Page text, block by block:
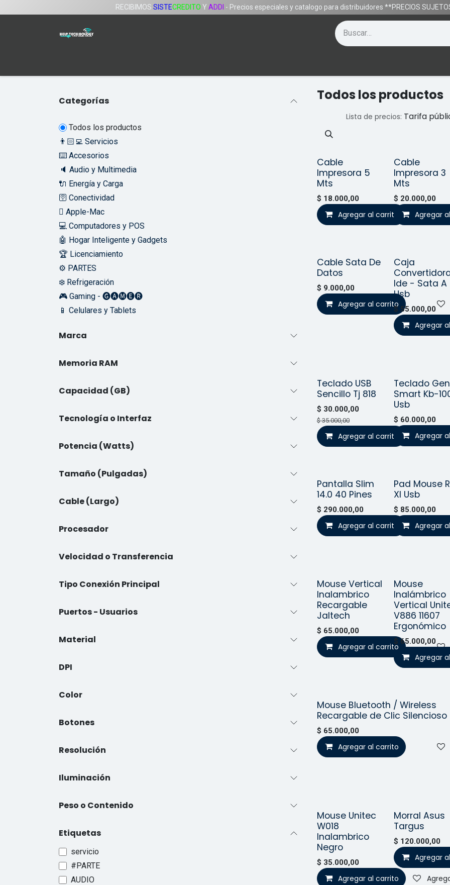
RECIBIMOS SISTECREDITO Y ADDI - Precios especiales y catalogo para distribuidores **PRECIOS
Categorías
Todos los productos
👨🏻‍💻 Servicios
⌨️ Accesorios
🔈 Audio y Multimedia
🔌 Energía y Carga
🛜 Conectividad
 Apple-Mac
💻 Computadores y POS
🤖 Hogar Inteligente y Gadgets
🏆 Licenciamiento
⚙️ PARTES
❄️ Refrigeración
🎮 Gaming - 🅖🅐🅜🅔🅡
📱 Celulares y Tablets
Marca
Memoria RAM
Capacidad (GB)
Tecnología o Interfaz
Potencia (Watts)
Tamaño (Pulgadas)
Cable (Largo)
Procesador
Velocidad o Transferencia
Tipo Conexión Principal
Puertos - Usuarios
Material
DPI
Color
Botones
Resolución
Iluminación
Peso o Contenido
Etiquetas
servicio
#PARTE
AUDIO
Todos los productos
Lista de precios: Tarifa
Vendido
Cable
Impresora 5
Mts
$ 18.000,00
Agregar al carrito
Cable
Impresora 3
Mts
$ 20.000,00
Agregar
Cable Sata De
Datos
$ 9.000,00
Agregar al carrito
Caja
Ide - Sata A
Usb
$ 55.000,00
Agregar
Vendido
Teclado USB
Sencillo Tj 818
$ 30.000,00
$35.000,00
Agregar al carrito
Teclado
Smart Kb-
Usb
$ 60.000,00
Agregar
Vendido
Pantalla Slim
14.0 40 Pines
$ 290.000,00
Agregar al carrito
Pad Mouse
Xl Usb
$ 85.000,00
Agregar
¡Nuevo!
Mouse Vertical
Inalambrico
Recargable
Jaltech
$ 65.000,00
Agregar al carrito
Mouse
Inalámbrico
Vertical
V886 11607
Ergonómico
$ 65.000,00
Agregar
Mouse Bluetooth / Wireless
Recargable de Clic Silencioso
$ 65.000,00
Agregar al carrito
¡Nuevo!
Mouse Unitec
W018
Inalambrico
Negro
$ 35.000,00
Agregar al carrito
Vendido
Morral Asus
Targus
$ 120.000,00
Agregar